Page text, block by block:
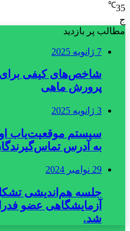
35
℃
ج
مطالب پر بازدید
7 ژانویه 2025
شاخص‌های کیفی برای
پرورش ماهی
3 ژانویه 2025
سیستم موقعیت‌یاب
به آدرس تماس‌گیرندگان
29 نوامبر 2024
جلسه هم‌اندیشی
آزمایشگاهی عضو
شد.